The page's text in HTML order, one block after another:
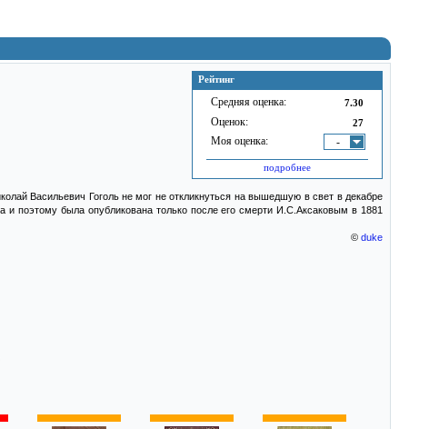
Рейтинг
Средняя оценка: 7.30
Оценок: 27
Моя оценка: -
подробнее
Васильевич Гоголь не мог не откликнуться на вышедшую в свет в декабре
поэтому была опубликована только после его смерти И.С.Аксаковым в 1881
© duke